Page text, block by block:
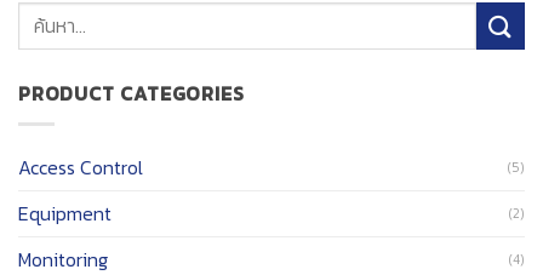
ค้นหา:
PRODUCT CATEGORIES
Access Control (5)
Equipment (2)
Monitoring (4)